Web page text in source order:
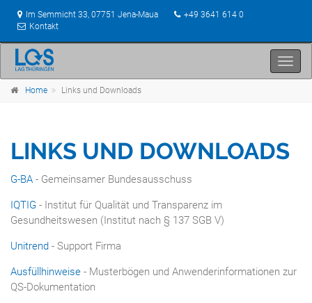
Im Semmicht 33, 07751 Jena-Maua
+49 3641 614 0
Kontakt
Home Links und Downloads
LINKS UND DOWNLOADS
G-BA - Gemeinsamer Bundesausschuss
IQTIG - Institut für Qualität und Transparenz im
Gesundheitswesen (Institut nach § 137 SGB V)
Unitrend - Support Firma
Ausfüllhinweise - Musterbögen und Anwenderinformationen zur
QS-Dokumentation